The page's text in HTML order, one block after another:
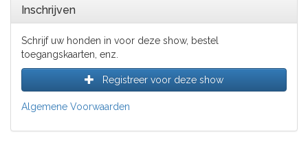
Inschrijven
Schrijf uw honden in voor deze show, bestel
toegangskaarten, enz.
Registreer voor deze show
Algemene Voorwaarden